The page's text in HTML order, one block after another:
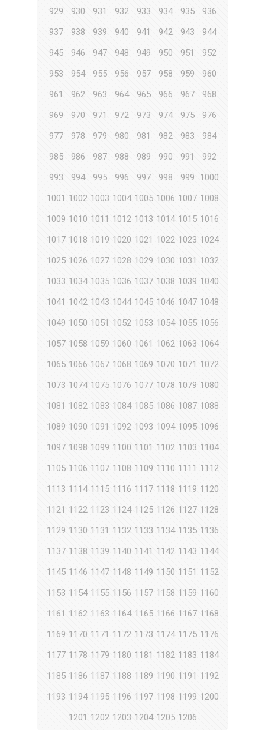
929
930 931 932 933 934 935
936
937
938 939 940 941 942 943
944
945
946 947 948 949 950 951
952
953
954 955 956 957 958 959
960
961
962 963 964 965 966 967
968
969
970 971 972 973 974 975
976
977
978 979 980 981 982 983
984
985
986 987 988 989 990 991
992
993
994 995 996 997 998 999
1000
1001 1002 1003 1004 1005 1006 1007 1008
1009 1010 1011 1012 1013 1014 1015 1016
1017 1018 1019 1020 1021 1022 1023 1024
1025 1026 1027 1028 1029 1030 1031 1032
1033 1034 1035 1036 1037 1038 1039 1040
1041 1042 1043 1044 1045 1046 1047 1048
1049 1050 1051 1052 1053 1054 1055 1056
1057 1058 1059 1060 1061 1062 1063 1064
1065 1066 1067 1068 1069 1070 1071 1072
1073 1074 1075 1076 1077 1078 1079 1080
1081 1082 1083 1084 1085 1086 1087 1088
1089 1090 1091 1092 1093 1094 1095 1096
1097 1098 1099 1100 1101 1102 1103 1104
1105 1106 1107 1108 1109 1110 1111 1112
1113 1114 1115 1116 1117 1118 1119 1120
1121 1122 1123 1124 1125 1126 1127 1128
1129 1130 1131 1132 1133 1134 1135 1136
1137 1138 1139 1140 1141 1142 1143 1144
1145 1146 1147 1148 1149 1150 1151 1152
1153 1154 1155 1156 1157 1158 1159 1160
1161 1162 1163 1164 1165 1166 1167 1168
1169 1170 1171 1172 1173 1174 1175 1176
1177 1178 1179 1180 1181 1182 1183 1184
1185 1186 1187 1188 1189 1190 1191 1192
1193 1194 1195 1196 1197 1198 1199 1200
1201 1202 1203 1204 1205 1206